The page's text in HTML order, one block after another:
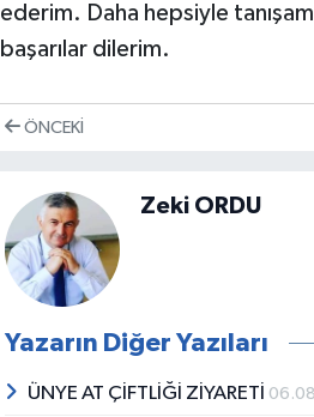
ederim. Daha hepsiyle
başarılar dilerim.
ÖNCEKI
Zeki ORDU
Yazarın Diğer Yazıları
ÜNYE AT ÇİFTLİĞİ ZİYARETİ